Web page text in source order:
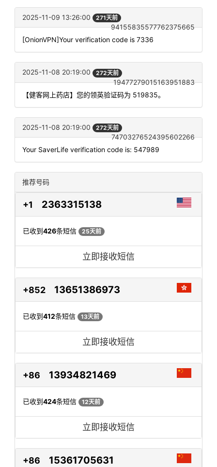
2025-11-09 13:26:00 271天前
94155835577762375665
[OnionVPN]Your verification code is 7336
2025-11-08 20:19:00 272天前
19477279015163951883
【健客网上药店】您的领英验证码为 519835。
2025-11-08 20:19:00 272天前
74703276524395602266
Your SaverLife verification code is: 547989
推荐号码
+1 2363315138
已收到426条短信 25天前
立即接收短信
+852 13651386973
已收到412条短信 13天前
立即接收短信
+86 13934821469
已收到424条短信 12天前
立即接收短信
+86 15361705631